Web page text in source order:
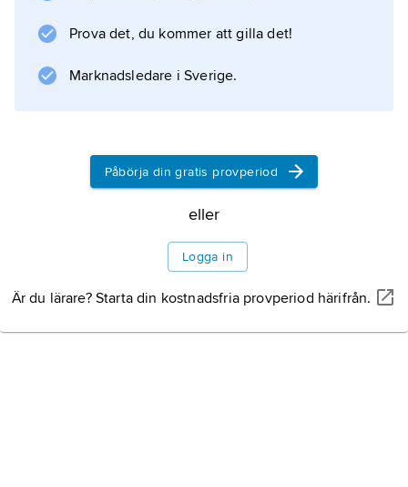
som i cesiumantimonid eller metalloxider som
magnesiumoxid på en silver–
magnesiumlegering. Se
Information om artikeln
Prova det, du kommer att gilla det!
Marknadsledare i Sverige.
Påbörja din gratis provperiod
eller
Logga in
Är du lärare? Starta din kostnadsfria provperiod härifrån.